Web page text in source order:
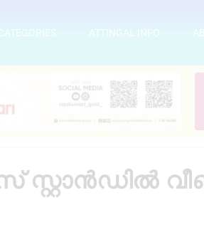
ATTINGAL INFO